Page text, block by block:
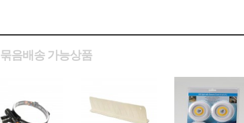
묶음배송 가능상품